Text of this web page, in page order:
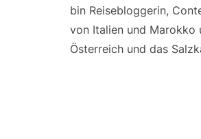
bin Reisebloggerin,
von Italien und Marokko
Österreich und das